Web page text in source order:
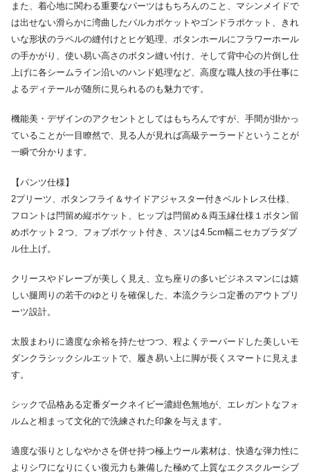
また、着心地に関わる重要なパーツはもちろんのこと、マシンメイドで
は出せない滑らかに湾曲したバルカポケットやゴンドラポケット、きれ
いな形状のラペルの縫付けとヒゲ処理、ボタンホールにフラワーホール
の手かがり、使い易い高さのボタン縫い付け、そして背中心の片倒し仕
上げに各シームライン沿いのハンド処理など、高度な職人技の手仕事に
よるディテールが随所に見られるのも魅力です。
機能美・デザインのアクセントとしてはもちろんですが、手間が掛かっ
ていることが一目瞭然で、見る人が見れば高級テーラードということが
一瞬で分かります。
【パンツ仕様】
2プリーツ、ボタンフライ＆サイドアジャスター付きベルトレス仕様、
フロントは閂留め縦ポケット、ヒップは閂留め＆両玉縁仕様１ボタン留
めポケット２つ、フォブポケット付き、スソは4.5cm幅ニセカブラダブ
ル仕上げ。
クリースやドレープが美しく見え、立ち座りの多いビジネスマンには嬉
しい腿周りの若干のゆとりを確保した、本流クラシコ定番のアウトプリ
ーツ設計。
太股まわりに適度な余裕を持たせつつ、程よくテーパードした美しいモ
ダンクラシックシルエットで、履き易い上に脚が長くスマートに見えま
す。
シックで品格ある定番ダークネイビー濃紺色無地が、エレガントなフォ
ルムと相まって文化的で洗練された印象を与えます。
適度な張りとしなやかさを併せ持つ極上ウール素材は、快適な弾力性に
よりシワになりにくい復元力も兼備した極めて上質なエクスクルーシブ